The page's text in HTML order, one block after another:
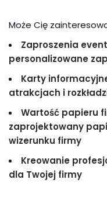
Może Cię
Zaproszenia
personalizowane
Karty
atrakcjach i
Wartość papieru
zaprojektowany
wizerunku firmy
Kreowanie
dla Twojej firmy